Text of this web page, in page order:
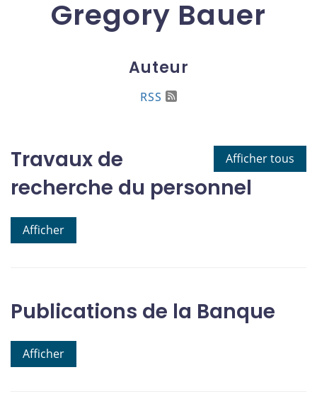
Gregory Bauer
Auteur
RSS
Afficher tous
Travaux de
recherche du personnel
Afficher
Publications de la Banque
Afficher